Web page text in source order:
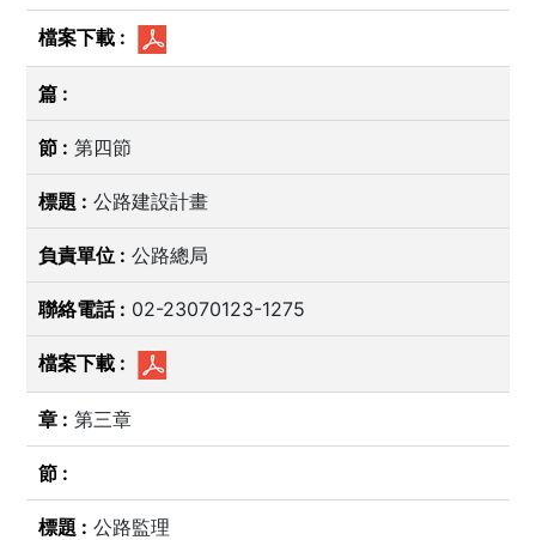
第四節
公路建設計畫
公路總局
02-23070123-1275
第三章
公路監理